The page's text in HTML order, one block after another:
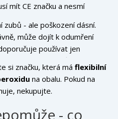
mít CE značku a nesmí
jen pro zubaře.
zubů - ale poškození dásní.
může dojít k odumření
používat jen
které se přizpůsobují
si značku, která má flexibilní
na obalu. Pokud na
nekupujte.
- co